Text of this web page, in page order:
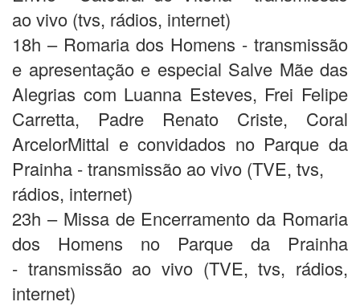
ao vivo (tvs, rádios, internet)
18h – Romaria dos Homens - transmissão
e apresentação e especial Salve Mãe das
Alegrias com Luanna Esteves, Frei Felipe
Carretta, Padre Renato Criste, Coral
ArcelorMittal e convidados no Parque da
Prainha - transmissão ao vivo (TVE, tvs,
rádios, internet)
23h – Missa de Encerramento da Romaria
dos Homens no Parque da Prainha
- transmissão ao vivo (TVE, tvs, rádios,
internet)